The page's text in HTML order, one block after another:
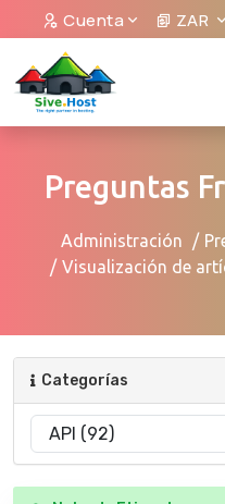
Cuenta ZAR
Preguntas
Administración
Visualización de
Categorías